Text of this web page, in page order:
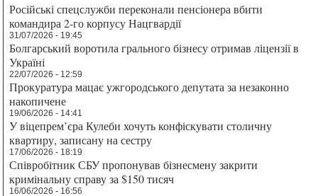
Російські спецслужби переконали пенсіонера вбити
командира 2-го корпусу Нацгвардії
31/07/2026 - 19:45
Болгарський воротила грального бізнесу отримав ліцензії в
Україні
22/07/2026 - 12:59
Прокуратура мацає ужгородського депутата за незаконно
накопичене
19/06/2026 - 14:41
У віцепрем’єра Кулеби хочуть конфіскувати столичну
квартиру, записану на сестру
17/06/2026 - 18:19
Співробітник СБУ пропонував бізнесмену закрити
кримінальну справу за $150 тисяч
16/06/2026 - 16:56